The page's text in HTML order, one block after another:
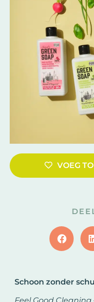
Schoon zonder
Feel Good Cleaning
VOEG